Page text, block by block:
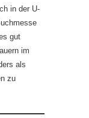
in der U-
gut
im
als
zu